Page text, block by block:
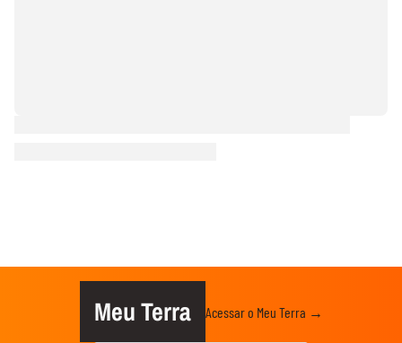
Meu Terra Acessar o Meu Terra →